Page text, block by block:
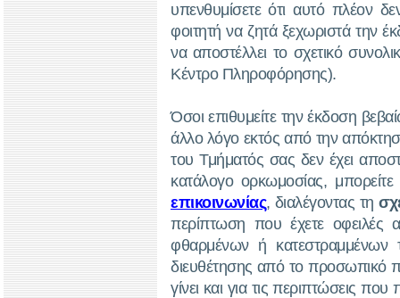
υπενθυμίσετε ότι αυτό πλέον
φοιτητή να ζητά ξεχωριστά την
να αποστέλλει το σχετικό
Κέντρο Πληροφόρησης).
Όσοι επιθυμείτε την έκδοση
άλλο λόγο εκτός από την
του Τμήματός σας δεν έχει
κατάλογο ορκωμοσίας,
επικοινωνίας, διαλέγοντας τη
περίπτωση που έχετε οφειλές
φθαρμένων ή κατεστραμμένων
διευθέτησης από το προσωπικό
γίνει και για τις περιπτώσεις